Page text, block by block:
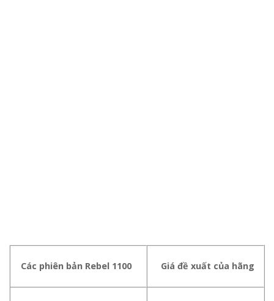
Các phiên bản Rebel 1100 Giá đề xuất của hãng